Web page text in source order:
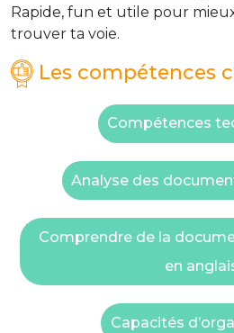
Rapide, fun et utile pour
trouver ta voie.
Les compétences
Compétences
Analyse des
Comprendre de la
en
Capacités